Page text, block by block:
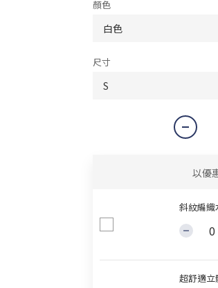
顏色
尺寸
以優
斜紋編織
超舒適立